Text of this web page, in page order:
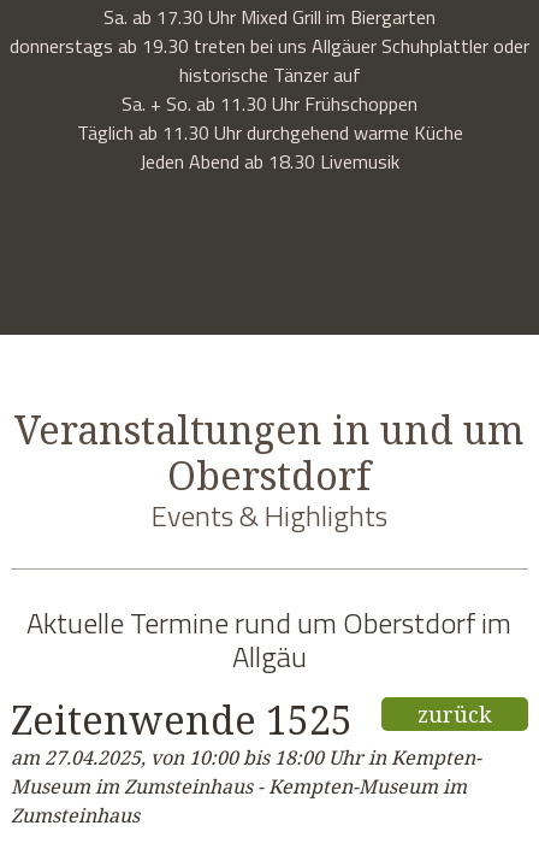
Sa. ab 17.30 Uhr Mixed Grill im Biergarten
donnerstags ab 19.30 treten bei uns Allgäuer Schuhplattler oder
historische Tänzer auf
Sa. + So. ab 11.30 Uhr Frühschoppen
Täglich ab 11.30 Uhr durchgehend warme Küche
Jeden Abend ab 18.30 Livemusik
Veranstaltungen in und um
Oberstdorf
Events & Highlights
Aktuelle Termine rund um Oberstdorf im
Allgäu
zurück
Zeitenwende 1525
am 27.04.2025, von 10:00 bis 18:00 Uhr in Kempten-
Museum im Zumsteinhaus - Kempten-Museum im
Zumsteinhaus